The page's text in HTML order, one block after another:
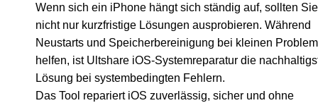
Wenn sich ein iPhone hängt sich ständig auf, sollten Sie
nicht nur kurzfristige Lösungen ausprobieren. Während
Neustarts und Speicherbereinigung bei kleinen
helfen, ist Ultshare iOS-Systemreparatur die
Lösung bei systembedingten Fehlern.
Das Tool repariert iOS zuverlässig, sicher und ohne